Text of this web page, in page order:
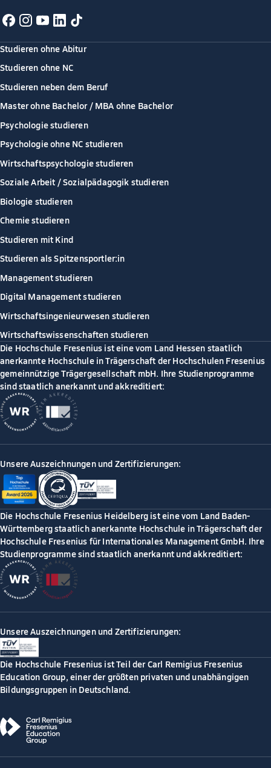
Studieren ohne Abitur
Studieren ohne NC
Studieren neben dem Beruf
Master ohne Bachelor / MBA ohne Bachelor
Psychologie studieren
Psychologie ohne NC studieren
Wirtschaftspsychologie studieren
Soziale Arbeit / Sozialpädagogik studieren
Biologie studieren
Chemie studieren
Studieren mit Kind
Studieren als Spitzensportler:in
Management studieren
Digital Management studieren
Wirtschaftsingenieurwesen studieren
Wirtschaftswissenschaften studieren
Die Hochschule Fresenius ist eine vom Land Hessen staatlich
anerkannte Hochschule in Trägerschaft der Hochschulen Fresenius
gemeinnützige Trägergesellschaft mbH. Ihre Studienprogramme
sind staatlich anerkannt und akkreditiert:
Unsere Auszeichnungen und Zertifizierungen:
Die Hochschule Fresenius Heidelberg ist eine vom Land Baden-
Württemberg staatlich anerkannte Hochschule in Trägerschaft der
Hochschule Fresenius für Internationales Management GmbH. Ihre
Studienprogramme sind staatlich anerkannt und akkreditiert:
Unsere Auszeichnungen und Zertifizierungen:
Die Hochschule Fresenius ist Teil der Carl Remigius Fresenius
Education Group, einer der größten privaten und unabhängigen
Bildungsgruppen in Deutschland.